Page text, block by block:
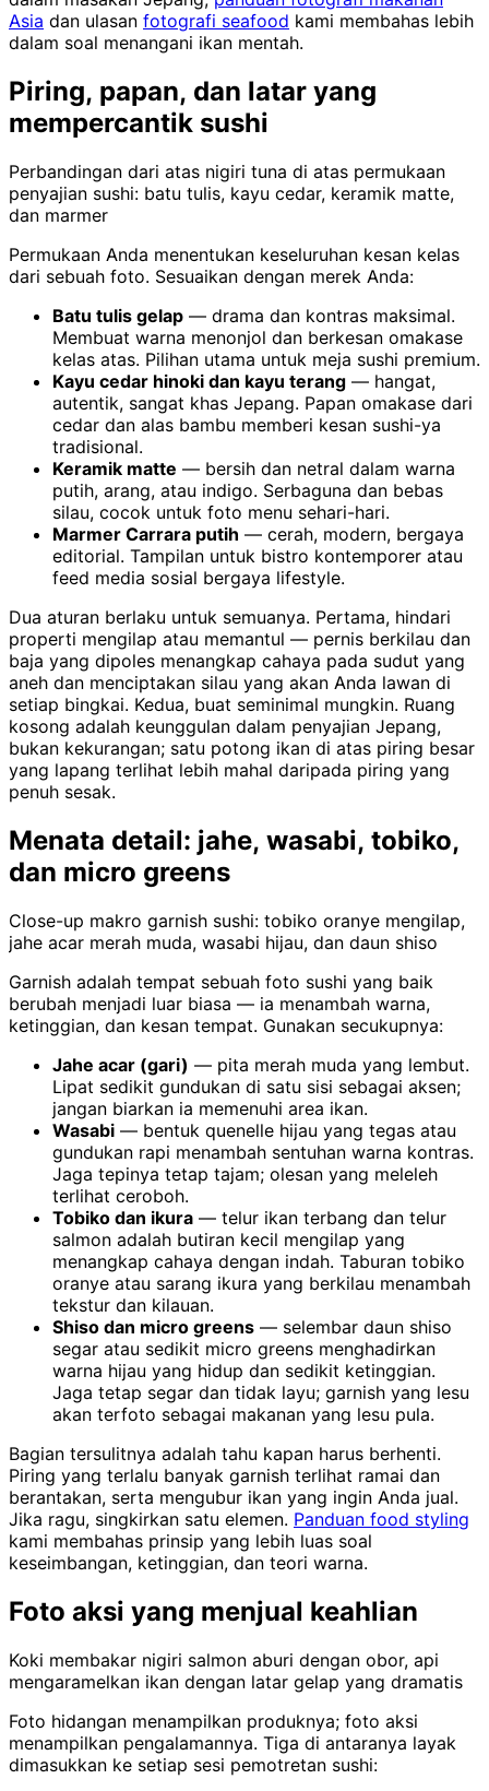
Asia dan ulasan fotografi seafood kami membahas lebih
dalam soal menangani ikan mentah.
Piring, papan, dan latar yang
mempercantik sushi
Perbandingan dari atas nigiri tuna di atas permukaan
penyajian sushi: batu tulis, kayu cedar, keramik matte,
dan marmer
Permukaan Anda menentukan keseluruhan kesan kelas
dari sebuah foto. Sesuaikan dengan merek Anda:
Batu tulis gelap — drama dan kontras maksimal.
Membuat warna menonjol dan berkesan omakase
kelas atas. Pilihan utama untuk meja sushi premium.
Kayu cedar hinoki dan kayu terang — hangat,
autentik, sangat khas Jepang. Papan omakase dari
cedar dan alas bambu memberi kesan sushi-ya
tradisional.
Keramik matte — bersih dan netral dalam warna
putih, arang, atau indigo. Serbaguna dan bebas
silau, cocok untuk foto menu sehari-hari.
Marmer Carrara putih — cerah, modern, bergaya
editorial. Tampilan untuk bistro kontemporer atau
feed media sosial bergaya lifestyle.
Dua aturan berlaku untuk semuanya. Pertama, hindari
properti mengilap atau memantul — pernis berkilau dan
baja yang dipoles menangkap cahaya pada sudut yang
aneh dan menciptakan silau yang akan Anda lawan di
setiap bingkai. Kedua, buat seminimal mungkin. Ruang
kosong adalah keunggulan dalam penyajian Jepang,
bukan kekurangan; satu potong ikan di atas piring besar
yang lapang terlihat lebih mahal daripada piring yang
penuh sesak.
Menata detail: jahe, wasabi, tobiko,
dan micro greens
Close-up makro garnish sushi: tobiko oranye mengilap,
jahe acar merah muda, wasabi hijau, dan daun shiso
Garnish adalah tempat sebuah foto sushi yang baik
berubah menjadi luar biasa — ia menambah warna,
ketinggian, dan kesan tempat. Gunakan secukupnya:
Jahe acar (gari) — pita merah muda yang lembut.
Lipat sedikit gundukan di satu sisi sebagai aksen;
jangan biarkan ia memenuhi area ikan.
Wasabi — bentuk quenelle hijau yang tegas atau
gundukan rapi menambah sentuhan warna kontras.
Jaga tepinya tetap tajam; olesan yang meleleh
terlihat ceroboh.
Tobiko dan ikura — telur ikan terbang dan telur
salmon adalah butiran kecil mengilap yang
menangkap cahaya dengan indah. Taburan tobiko
oranye atau sarang ikura yang berkilau menambah
tekstur dan kilauan.
Shiso dan micro greens — selembar daun shiso
segar atau sedikit micro greens menghadirkan
warna hijau yang hidup dan sedikit ketinggian.
Jaga tetap segar dan tidak layu; garnish yang lesu
akan terfoto sebagai makanan yang lesu pula.
Bagian tersulitnya adalah tahu kapan harus berhenti.
Piring yang terlalu banyak garnish terlihat ramai dan
berantakan, serta mengubur ikan yang ingin Anda jual.
Jika ragu, singkirkan satu elemen. Panduan food styling
kami membahas prinsip yang lebih luas soal
keseimbangan, ketinggian, dan teori warna.
Foto aksi yang menjual keahlian
Koki membakar nigiri salmon aburi dengan obor, api
mengaramelkan ikan dengan latar gelap yang dramatis
Foto hidangan menampilkan produknya; foto aksi
menampilkan pengalamannya. Tiga di antaranya layak
dimasukkan ke setiap sesi pemotretan sushi: